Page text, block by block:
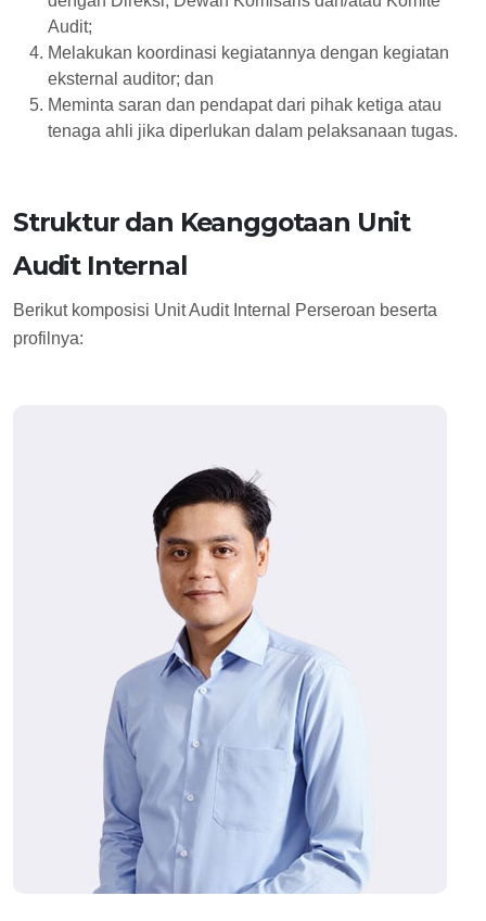
Audit;
Melakukan koordinasi kegiatannya dengan kegiatan
eksternal auditor; dan
Meminta saran dan pendapat dari pihak ketiga atau
tenaga ahli jika diperlukan dalam pelaksanaan tugas.
Struktur dan Keanggotaan Unit
Audit Internal
Berikut komposisi Unit Audit Internal Perseroan beserta
profilnya: